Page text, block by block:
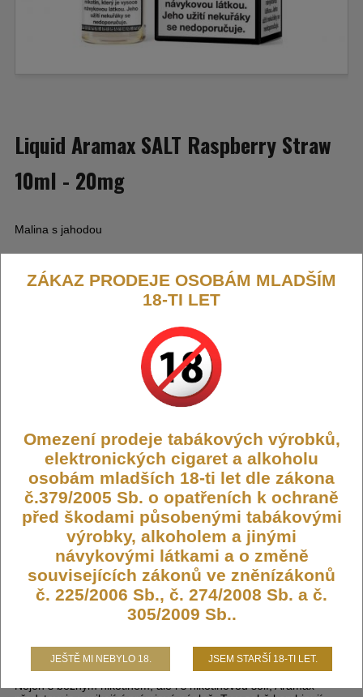
Liquid Aramax SALT Raspberry Straw
10ml - 20mg
Malina s jahodou
Liqua-Ritchy (CZ)
LIQ-ARMX-S-SWSTR-20
Počet ks:
52 ks
199,- KČ
DO KOŠÍKU
Liquid Aramax SALT Raspberry
Straw 10ml - 20mg
Nejen s běžným nikotinem, ale i s nikotinovou solí, Aramax
ZÁKAZ PRODEJE OSOBÁM MLADŠÍM
18-TI LET
Omezení prodeje tabákových výrobků,
elektronických cigaret a alkoholu
osobám mladších 18-ti let dle zákona
č.379/2005 Sb. o opatřeních k ochraně
před škodami působenými tabákovými
výrobky, alkoholem a jinými
návykovými látkami a o změně
souvisejících zákonů ve zněnízákonů
č. 225/2006 Sb., č. 274/2008 Sb. a č.
305/2009 Sb..
JEŠTĚ MI NEBYLO 18. JSEM STARŠÍ 18-TI LET.